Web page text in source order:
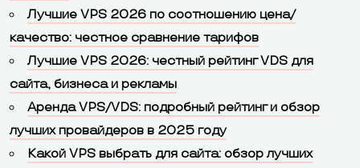
Лучшие VPS 2026 по соотношению цена/
качество: честное сравнение тарифов
Лучшие VPS 2026: честный рейтинг VDS для
сайта, бизнеса и рекламы
Аренда VPS/VDS: подробный рейтинг и обзор
лучших провайдеров в 2025 году
Какой VPS выбрать для сайта: обзор лучших